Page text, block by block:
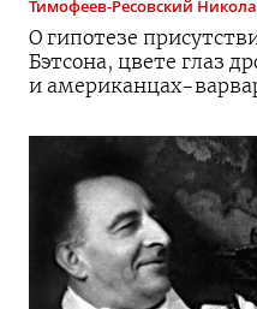
Тимофеев-Ресовский
О гипотезе
Бэтсона, цвете глаз
и американцах-